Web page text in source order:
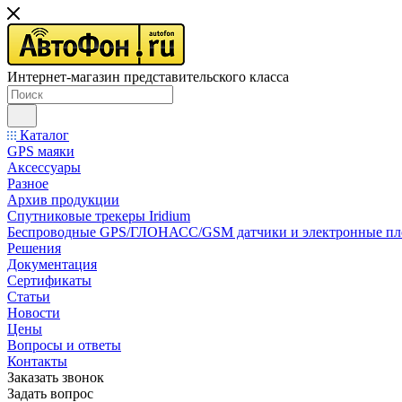
Интернет-магазин представительского класса
Каталог
GPS маяки
Аксессуары
Разное
Архив продукции
Спутниковые трекеры Iridium
Беспроводные GPS/ГЛОНАСС/GSM датчики и электронные
Решения
Документация
Сертификаты
Статьи
Новости
Цены
Вопросы и ответы
Контакты
Заказать звонок
Задать вопрос